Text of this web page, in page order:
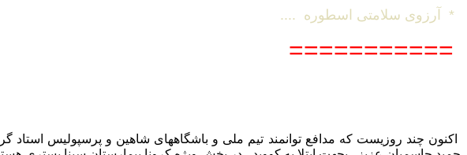
* آرزوی سلامتی اسطوره ....
===========
اکنون چند روزیست که مدافع توانمند تیم ملی و باشگاههای شاهین و پرسپولیس استاد